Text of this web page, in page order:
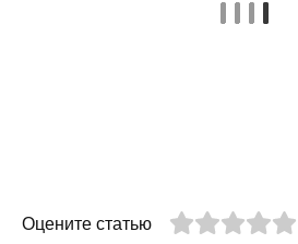
Оцените статью